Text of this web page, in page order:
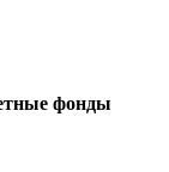
фонды